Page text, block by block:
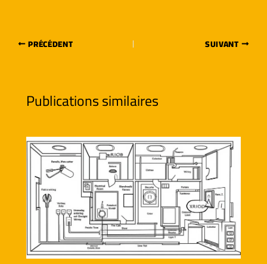
PRÉCÉDENT SUIVANT
Publications similaires